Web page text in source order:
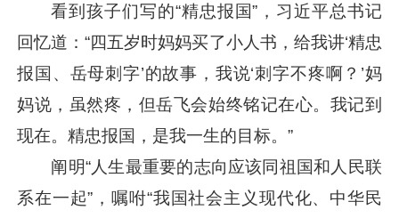
看到孩子们写的“精忠报国”， 习近平总书记
回忆道：“四五岁时妈妈买了小人书，给我讲‘精忠
报国、岳母刺字’的故事，我说‘刺字不疼啊？’妈
妈说，虽然疼，但岳飞会始终铭记在心。我记到
现在。精忠报国，是我一生的目标。”
阐明“人生最重要的志向应该同祖国和人民联
系在一起”，嘱咐“我国社会主义现代化、中华民